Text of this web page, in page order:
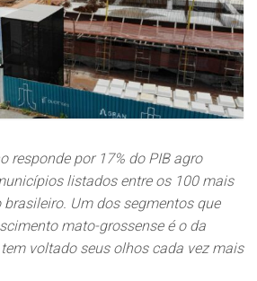
responde por 17% do PIB agro
listados entre os 100 mais
Um dos segmentos que
mato-grossense é o da
voltado seus olhos cada vez mais